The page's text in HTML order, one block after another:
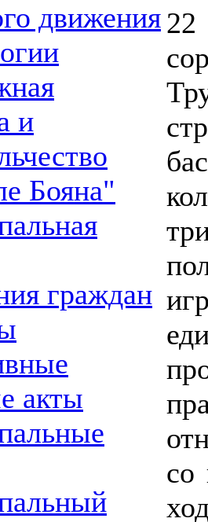
движения
и
Бояна"
граждан
акты
со